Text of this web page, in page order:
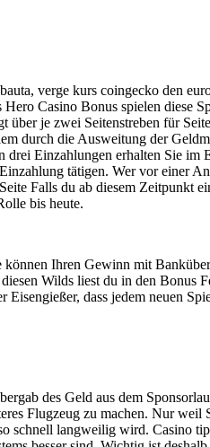
verge kurs coingecko den
Casino Bonus spielen diese
je zwei Seitenstreben für
durch die Ausweitung der
Einzahlungen erhalten Sie
tätigen. Wer vor einer
Falls du ab diesem
bis heute.
Ihren Gewinn mit
Wilds liest du in den
dass jedem neuen
des Geld aus dem
Flugzeug zu machen. Nur
schnell langweilig wird. Casino